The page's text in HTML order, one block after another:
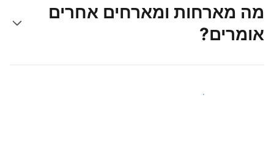
מה מארחות ומארחים אחרים
אומרים?
הצטרפו למארחים כמוכם